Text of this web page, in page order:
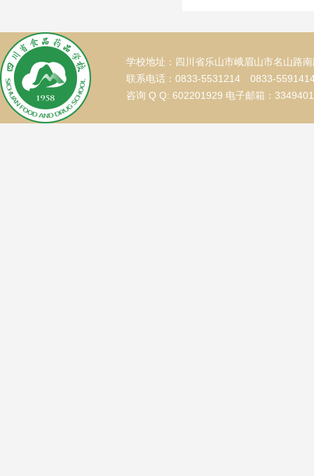
学校地址：四川省乐山市峨眉山市名山路
联系电话：0833-5531214 0833-
咨询 Q Q: 602201929 电子邮箱：